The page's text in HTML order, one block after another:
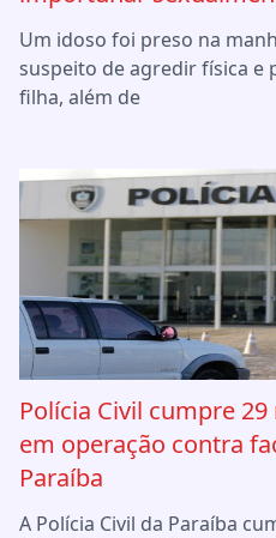
Um idoso foi preso na
suspeito de agredir física e
filha, além de
Polícia Civil cumpre
em operação contra
Paraíba
A Polícia Civil da Paraíba